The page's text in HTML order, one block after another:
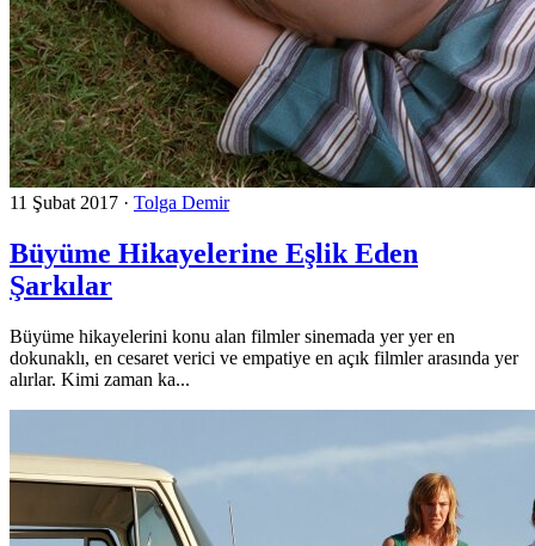
11 Şubat 2017 · Tolga Demir
Büyüme Hikayelerine Eşlik Eden
Şarkılar
Büyüme hikayelerini konu alan filmler sinemada yer yer en
dokunaklı, en cesaret verici ve empatiye en açık filmler arasında yer
alırlar. Kimi zaman ka...